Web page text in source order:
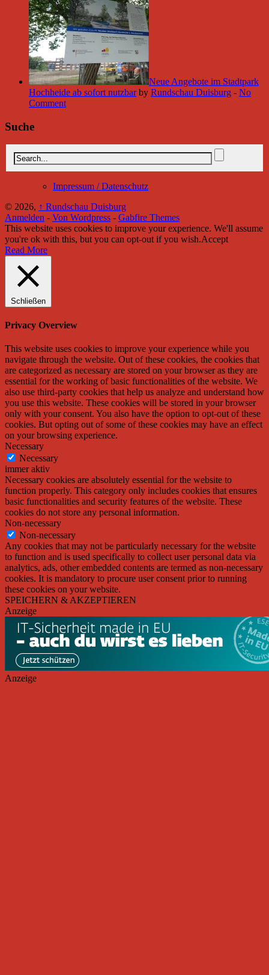
Neue Angebote im Stadtpark
Hochheide ab sofort nutzbar by Rundschau Duisburg - No
Comment
Suche
Impressum / Datenschutz
© 2026, ↑ Rundschau Duisburg
Anmelden - Von Wordpress - Gabfire Themes
This website uses cookies to improve your experience. We'll assume
you're ok with this, but you can opt-out if you wish.Accept
Read More
Schließen
Privacy Overview
This website uses cookies to improve your experience while you
navigate through the website. Out of these cookies, the cookies that
are categorized as necessary are stored on your browser as they are
essential for the working of basic functionalities of the website. We
also use third-party cookies that help us analyze and understand how
you use this website. These cookies will be stored in your browser
only with your consent. You also have the option to opt-out of these
cookies. But opting out of some of these cookies may have an effect
on your browsing experience.
Necessary
Necessary
immer aktiv
Necessary cookies are absolutely essential for the website to
function properly. This category only includes cookies that ensures
basic functionalities and security features of the website. These
cookies do not store any personal information.
Non-necessary
Non-necessary
Any cookies that may not be particularly necessary for the website
to function and is used specifically to collect user personal data via
analytics, ads, other embedded contents are termed as non-necessary
cookies. It is mandatory to procure user consent prior to running
these cookies on your website.
SPEICHERN & AKZEPTIEREN
Anzeige
Anzeige